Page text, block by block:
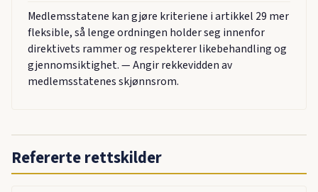
Medlemsstatene kan gjøre kriteriene i artikkel 29 mer
fleksible, så lenge ordningen holder seg innenfor
direktivets rammer og respekterer likebehandling og
gjennomsiktighet. — Angir rekkevidden av
medlemsstatenes skjønnsrom.
Refererte rettskilder